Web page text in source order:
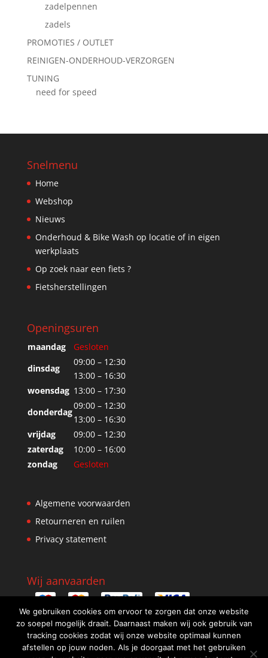
zadelpennen
zadels
PROMOTIES / OUTLET
REINIGEN-ONDERHOUD-VERZORGEN
TUNING
need for speed
Snelmenu
Home
Webshop
Nieuws
Onderhoud & Bike Wash op locatie of in eigen
werkplaats
Op zoek naar een fiets ?
Fietsherstellingen
Openingsuren
maandag
Gesloten
dinsdag
09:00 – 12:30
13:00 – 16:30
woensdag 13:00 – 17:30
donderdag
09:00 – 12:30
13:00 – 16:30
vrijdag
09:00 – 12:30
zaterdag
10:00 – 16:00
zondag
Gesloten
Algemene voorwaarden
Retourneren en ruilen
Privacy statement
Wij aanvaarden
We gebruiken cookies om ervoor te zorgen dat onze website
zo soepel mogelijk draait. Daarnaast maken wij ook gebruik van
tracking cookies zodat wij onze website optimaal kunnen
afstellen op jouw noden. Als je doorgaat met het gebruiken